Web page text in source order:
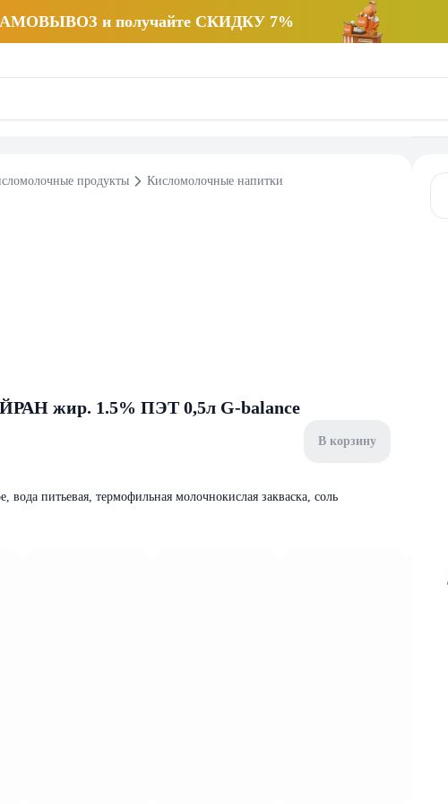
и получайте СКИДКУ 7%
продукты Кисломолочные напитки
жир. 1.5% ПЭТ 0,5л G-balance
В корзину
вода питьевая, термофильная молочнокислая закваска, соль